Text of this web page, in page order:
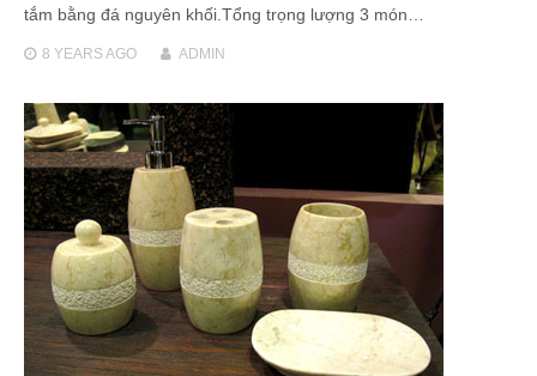
tắm bằng đá nguyên khối.Tổng trọng lượng 3 món…
8 YEARSAGO ADMIN